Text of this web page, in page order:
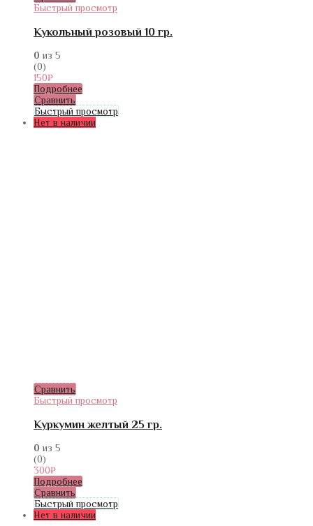
Быстрый просмотр
Кукольный розовый 10 гр.
0 из 5
(0)
150₽
Подробнее
Сравнить
Быстрый просмотр
Нет в наличии
Сравнить
Быстрый просмотр
Куркумин желтый 25 гр.
0 из 5
(0)
300₽
Подробнее
Сравнить
Быстрый просмотр
Нет в наличии